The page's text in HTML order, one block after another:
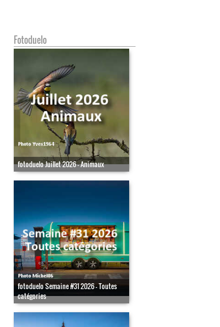
Fotoduelo
fotoduelo Juillet 2026 - Animaux
fotoduelo Semaine #31 2026 - Toutes
catégories